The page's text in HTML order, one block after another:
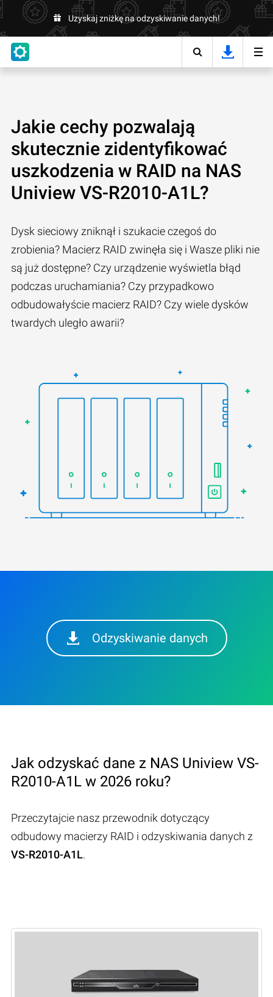
Uzyskaj zniżkę na odzyskiwanie danych!
Jakie cechy pozwalają
skutecznie zidentyfikować
uszkodzenia w RAID na NAS
Uniview VS-R2010-A1L?
Dysk sieciowy zniknął i szukacie czegoś do
zrobienia? Macierz RAID zwinęła się i Wasze pliki nie
są już dostępne? Czy urządzenie wyświetla błąd
podczas uruchamiania? Czy przypadkowo
odbudowałyście macierz RAID? Czy wiele dysków
twardych uległo awarii?
Odzyskiwanie danych
Jak odzyskać dane z NAS Uniview VS-
R2010-A1L w 2026 roku?
Przeczytajcie nasz przewodnik dotyczący
odbudowy macierzy RAID i odzyskiwania danych z
VS-R2010-A1L.